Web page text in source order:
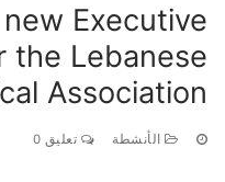
Executive
the Lebanese
Association
الأنشطة تعليق 0